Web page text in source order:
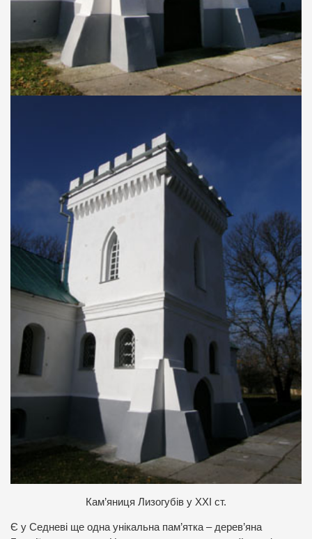
Кам’яниця Лизогубів у ХХІ ст.
Є у Седневі ще одна унікальна пам’ятка – дерев’яна